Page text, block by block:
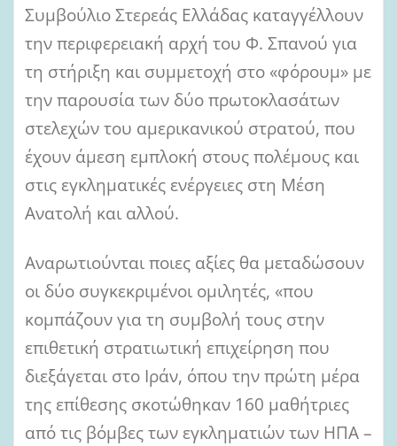
Συμβούλιο Στερεάς Ελλάδας καταγγέλλουν
την περιφερειακή αρχή του Φ. Σπανού για
τη στήριξη και συμμετοχή στο «φόρουμ» με
την παρουσία των δύο πρωτοκλασάτων
στελεχών του αμερικανικού στρατού, που
έχουν άμεση εμπλοκή στους πολέμους και
στις εγκληματικές ενέργειες στη Μέση
Ανατολή και αλλού.
Αναρωτιούνται ποιες αξίες θα μεταδώσουν
οι δύο συγκεκριμένοι ομιλητές, «που
κομπάζουν για τη συμβολή τους στην
επιθετική στρατιωτική επιχείρηση που
διεξάγεται στο Ιράν, όπου την πρώτη μέρα
της επίθεσης σκοτώθηκαν 160 μαθήτριες
από τις βόμβες των εγκληματιών των ΗΠΑ –